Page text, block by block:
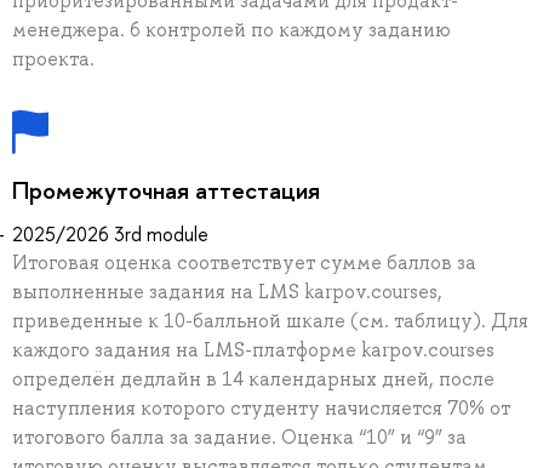
менеджера. 6 контролей по каждому заданию
проекта.
Промежуточная аттестация
2025/2026 3rd module
Итоговая оценка соответствует сумме баллов за
выполненные задания на LMS karpov.courses,
приведенные к 10-балльной шкале (см. таблицу). Для
каждого задания на LMS-платформе karpov.courses
определён дедлайн в 14 календарных дней, после
наступления которого студенту начисляется 70% от
итогового балла за задание. Оценка “10” и “9” за